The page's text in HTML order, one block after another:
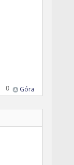
Góra
0